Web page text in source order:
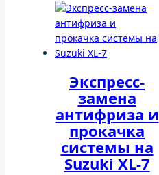
Экспресс-
замена
антифриза и
прокачка
системы на
Suzuki XL-7